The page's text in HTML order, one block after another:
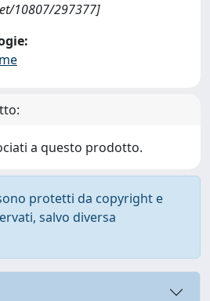
10807/297377]
a questo prodotto.
protetti da copyright e
salvo diversa